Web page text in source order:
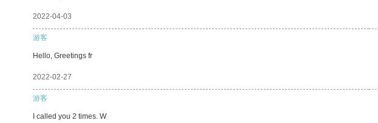
2022-04-03
游客
Hello, Greetings fr
2022-02-27
游客
I called you 2 times. W